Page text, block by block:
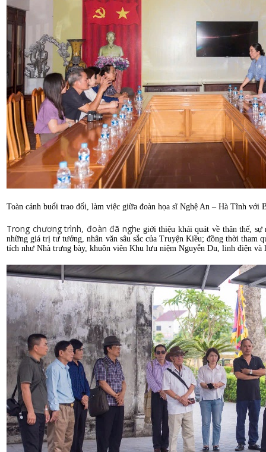
Toàn cảnh buổi trao đổi, làm việc giữa đoàn họa sĩ Nghệ An – Hà Tĩnh với
Trong chương trình, đoàn đã nghe giới thiệu khái quát về thân thế,
những giá trị tư tưởng, nhân văn sâu sắc của Truyện Kiều; đồng thời tham
tích như Nhà trưng bày, khuôn viên Khu lưu niệm Nguyễn Du, linh điện